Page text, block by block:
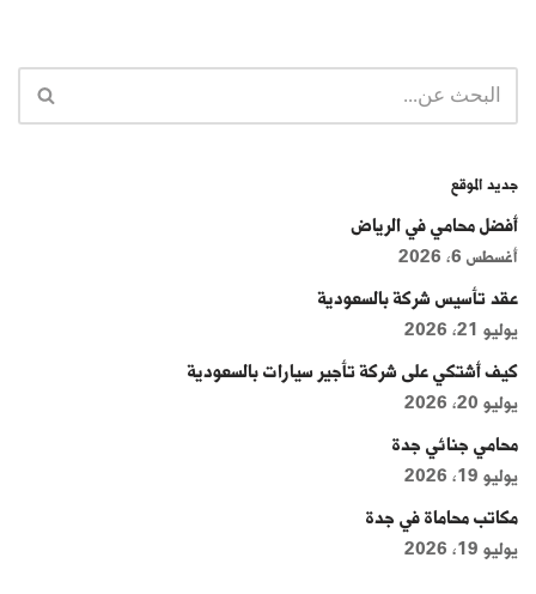
جديد الموقع
أفضل محامي في الرياض
أغسطس 6, 2026
عقد تأسيس شركة بالسعودية
يوليو 21, 2026
كيف أشتكي على شركة تأجير سيارات بالسعودية
يوليو 20, 2026
محامي جنائي جدة
يوليو 19, 2026
مكاتب محاماة في جدة
يوليو 19, 2026